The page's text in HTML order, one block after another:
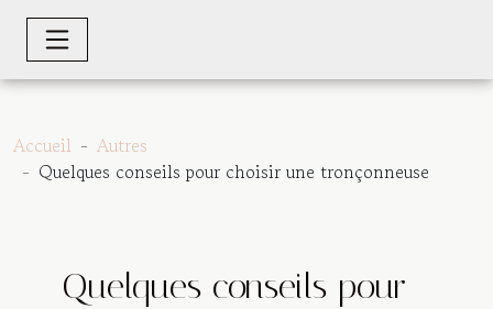
Accueil
Autres
Quelques conseils pour choisir une tronçonneuse
Quelques conseils pour